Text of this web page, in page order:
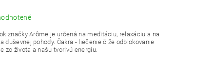
značky Arôme je určená na meditáciu, relaxáciu a na
duševnej pohody. Čakra - liečenie čiže odblokovanie
zo života a našu tvorivú energiu.